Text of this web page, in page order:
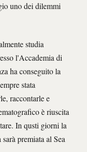
uno dei dilemmi
studia
l'Accademia di
ha conseguito la
stata
raccontarle e
è riuscita
In qusti giorni la
premiata al Sea